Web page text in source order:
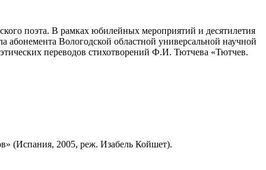
поэта. В рамках юбилейных мероприятий и десятилетия
абонемента Вологодской областной универсальной научной
переводов стихотворений Ф.И. Тютчева «Тютчев.
(Испания, 2005, реж. Изабель Койшет).